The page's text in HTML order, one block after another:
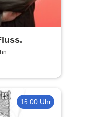
16:00 Uhr